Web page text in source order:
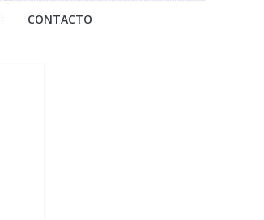
CONTACTO